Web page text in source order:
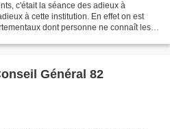
c'était la séance des adieux à
à cette institution. En effet on est
dont personne ne connaît les
Général 82